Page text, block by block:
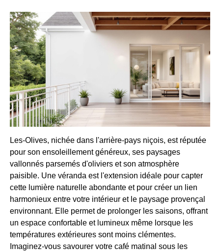
Les-Olives, nichée dans l'arrière-pays niçois, est réputée
pour son ensoleillement généreux, ses paysages
vallonnés parsemés d'oliviers et son atmosphère
paisible. Une véranda est l'extension idéale pour capter
cette lumière naturelle abondante et pour créer un lien
harmonieux entre votre intérieur et le paysage provençal
environnant. Elle permet de prolonger les saisons, offrant
un espace confortable et lumineux même lorsque les
températures extérieures sont moins clémentes.
Imaginez-vous savourer votre café matinal sous les